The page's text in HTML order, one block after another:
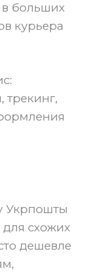
в больших
курьера
трекинг,
Укрпошты
схожих
дешевле